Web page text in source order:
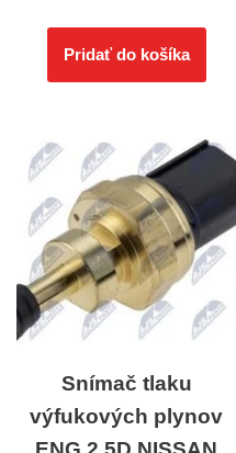
Pridať do košíka
Snímač tlaku
výfukových plynov